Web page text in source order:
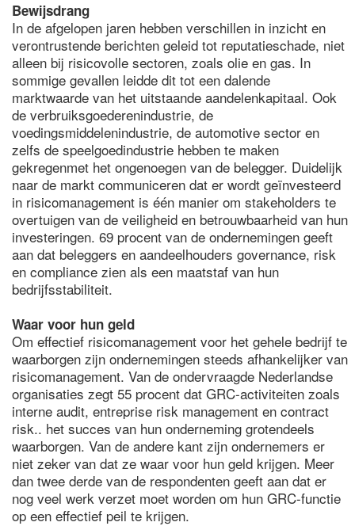
Bewijsdrang
In de afgelopen jaren hebben verschillen in inzicht en
verontrustende berichten geleid tot reputatieschade, niet
alleen bij risicovolle sectoren, zoals olie en gas. In
sommige gevallen leidde dit tot een dalende
marktwaarde van het uitstaande aandelenkapitaal. Ook
de verbruiksgoederenindustrie, de
voedingsmiddelenindustrie, de automotive sector en
zelfs de speelgoedindustrie hebben te maken
gekregenmet het ongenoegen van de belegger. Duidelijk
naar de markt communiceren dat er wordt geïnvesteerd
in risicomanagement is één manier om stakeholders te
overtuigen van de veiligheid en betrouwbaarheid van hun
investeringen. 69 procent van de ondernemingen geeft
aan dat beleggers en aandeelhouders governance, risk
en compliance zien als een maatstaf van hun
bedrijfsstabiliteit.
Waar voor hun geld
Om effectief risicomanagement voor het gehele bedrijf te
waarborgen zijn ondernemingen steeds afhankelijker van
risicomanagement. Van de ondervraagde Nederlandse
organisaties zegt 55 procent dat GRC-activiteiten zoals
interne audit, entreprise risk management en contract
risk.. het succes van hun onderneming grotendeels
waarborgen. Van de andere kant zijn ondernemers er
niet zeker van dat ze waar voor hun geld krijgen. Meer
dan twee derde van de respondenten geeft aan dat er
nog veel werk verzet moet worden om hun GRC-functie
op een effectief peil te krijgen.